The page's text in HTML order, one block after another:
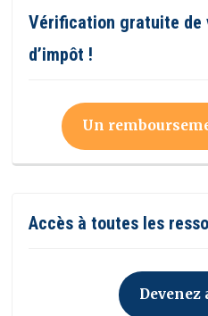
Vérification gratuite de
d’impôt !
Un
Accès à toutes les
Devenez